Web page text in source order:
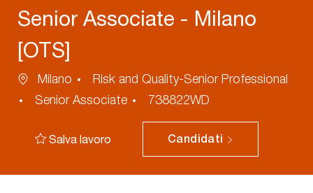
Senior Associate - Milano
[OTS]
Ubicazione
Milano Categoria
Risk and Quality-Senior Professional
Senior Associate
ID
annuncio
738822WD
Salva lavoro Candidati